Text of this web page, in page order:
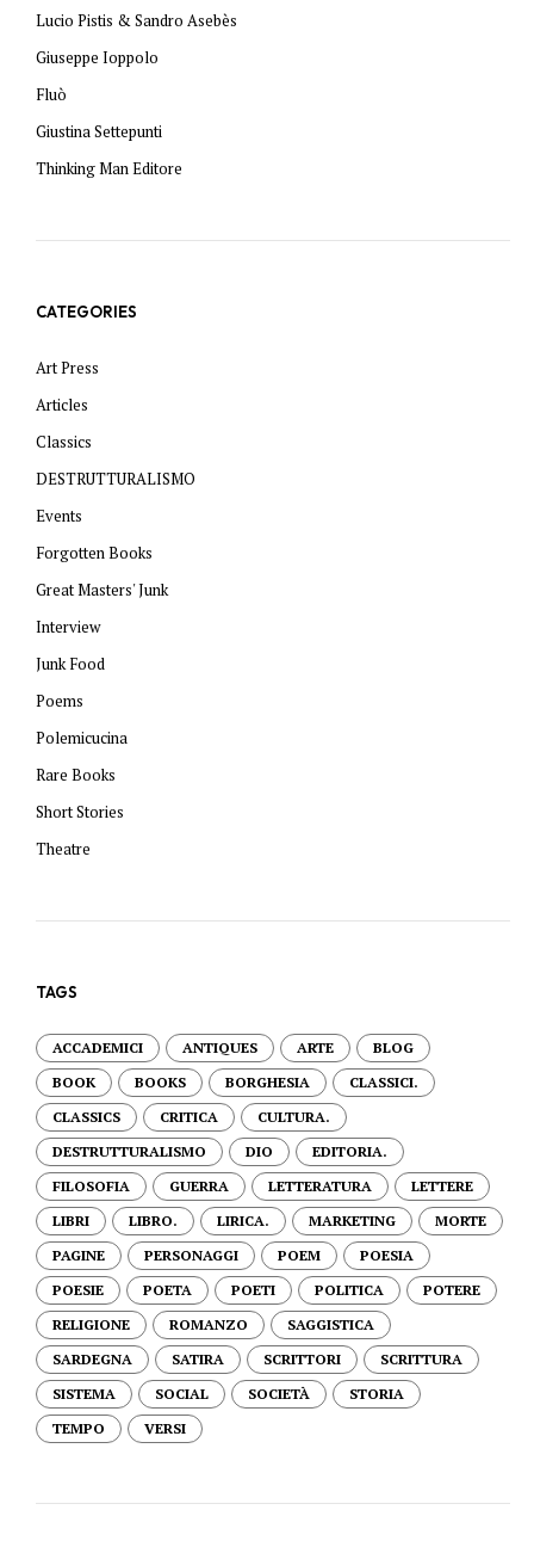
Lucio Pistis & Sandro Asebès
Giuseppe Ioppolo
Fluò
Giustina Settepunti
Thinking Man Editore
CATEGORIES
Art Press
Articles
Classics
DESTRUTTURALISMO
Events
Forgotten Books
Great Masters' Junk
Interview
Junk Food
Poems
Polemicucina
Rare Books
Short Stories
Theatre
TAGS
ACCADEMICI ANTIQUES ARTE
BLOG
BOOK
BOOKS BORGHESIA
CLASSICI.
CLASSICS
CRITICA
CULTURA.
DESTRUTTURALISMO
DIO
EDITORIA.
FILOSOFIA
GUERRA LETTERATURA
LETTERE
LIBRI
LIBRO. LIRICA. MARKETING
MORTE
PAGINE
PERSONAGGI POEM
POESIA
POESIE
POETA POETI POLITICA
POTERE
RELIGIONE
ROMANZO
SAGGISTICA
SARDEGNA
SATIRA SCRITTORI
SCRITTURA
SISTEMA
SOCIAL SOCIETÀ
STORIA
TEMPO
VERSI